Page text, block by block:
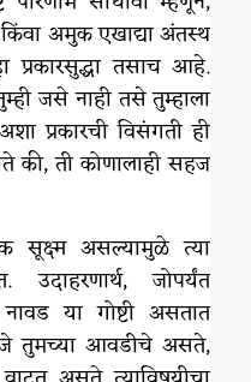
अमुक एखाद्या अंतस्थ
प्रकारसुद्धा तसाच आहे.
जसे नाही तसे तुम्हाला
प्रकारची विसंगती ही
की, ती कोणालाही सहज
सूक्ष्म असल्यामुळे त्या
जोपर्यंत
या गोष्टी असतात
जे तुमच्या आवडीचे असते,